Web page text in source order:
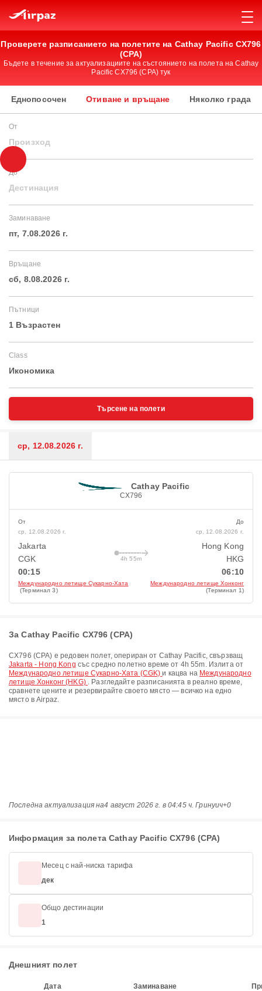
Проверете разписанието на полетите на Cathay Pacific CX796
(CPA)
Бъдете в течение за актуализациите на състоянието на полета на Cathay
Pacific CX796 (CPA) тук
Еднопосочен Отиване и връщане Няколко града
От
Произход
До
Дестинация
Заминаване
пт, 7.08.2026 г.
Връщане
сб, 8.08.2026 г.
Пътници
1 Възрастен
Class
Икономика
Търсене на полети
ср, 12.08.2026 г.
Cathay Pacific
CX796
От
ср, 12.08.2026 г.
Jakarta
CGK
00:15
Международно летище Сукарно-Хата
(Терминал 3)
4h 55m
До
ср, 12.08.2026 г.
Hong Kong
HKG
06:10
Международно летище Хонконг
(Терминал 1)
За Cathay Pacific CX796 (CPA)
CX796 (CPA) е редовен полет, опериран от Cathay Pacific, свързващ
Jakarta - Hong Kong със средно полетно време от 4h 55m. Излита от
Международно летище Сукарно-Хата (CGK)и кацва на Международно
летище Хонконг (HKG) . Разгледайте разписанията в реално време,
сравнете цените и резервирайте своето място — всичко на едно
място в Airpaz.
Последна актуализация на4 август 2026 г. в 04:45 ч. Гринуич+0
Информация за полета Cathay Pacific CX796 (CPA)
Месец с най-ниска тарифа
дек
Общо дестинации
1
Днешният полет
Дата Заминаване